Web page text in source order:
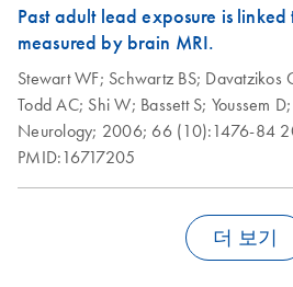
Past adult lead exposure is
measured by brain MRI.
Stewart WF; Schwartz BS; Davatzikos
Todd AC; Shi W; Bassett S; Youssem D;
Neurology; 2006; 66 (10):1476-84
PMID:16717205
더 보기